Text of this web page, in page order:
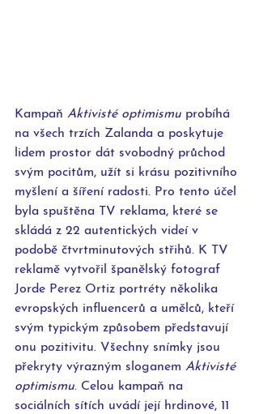
Kampaň Aktivisté optimismu probíhá
na všech trzích Zalanda a poskytuje
lidem prostor dát svobodný průchod
svým pocitům, užít si krásu pozitivního
myšlení a šíření radosti. Pro tento účel
byla spuštěna TV reklama, které se
skládá z 22 autentických videí v
podobě čtvrtminutových střihů. K TV
reklamě vytvořil španělský fotograf
Jorde Perez Ortiz portréty několika
evropských influencerů a umělců, kteří
svým typickým způsobem představují
onu pozitivitu. Všechny snímky jsou
překryty výrazným sloganem Aktivisté
optimismu. Celou kampaň na
sociálních sítích uvádí její hrdinové, 11